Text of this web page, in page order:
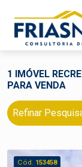
1 IMÓVEL
PARA VENDA
Refinar
Cód. 153458